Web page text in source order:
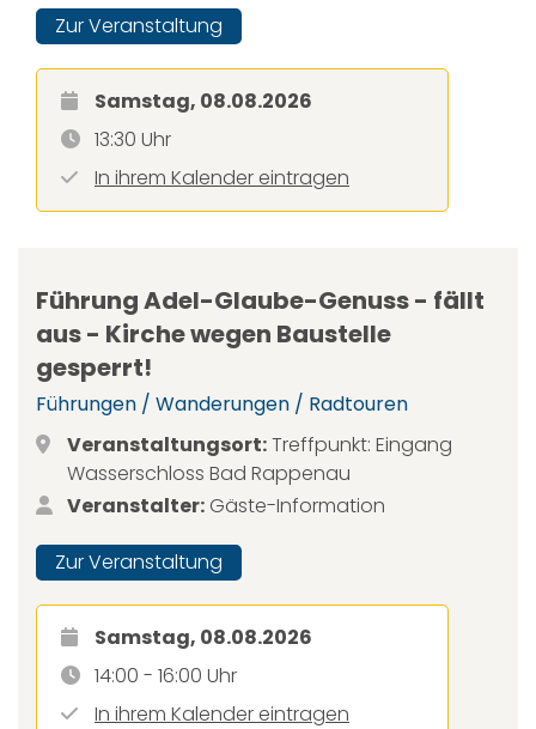
Zur Veranstaltung
Samstag, 08.08.2026
13:30 Uhr
In ihrem Kalender eintragen
Führung Adel-Glaube-Genuss - fällt
aus - Kirche wegen Baustelle
gesperrt!
Führungen / Wanderungen / Radtouren
Veranstaltungsort:Treffpunkt: Eingang
Wasserschloss Bad Rappenau
Veranstalter: Gäste-Information
Zur Veranstaltung
Samstag, 08.08.2026
14:00 - 16:00 Uhr
In ihrem Kalender eintragen